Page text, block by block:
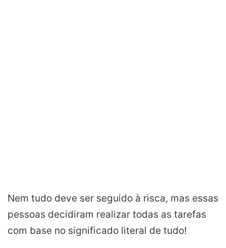
Nem tudo deve ser seguido à risca, mas essas
pessoas decidiram realizar todas as tarefas
com base no significado literal de tudo!